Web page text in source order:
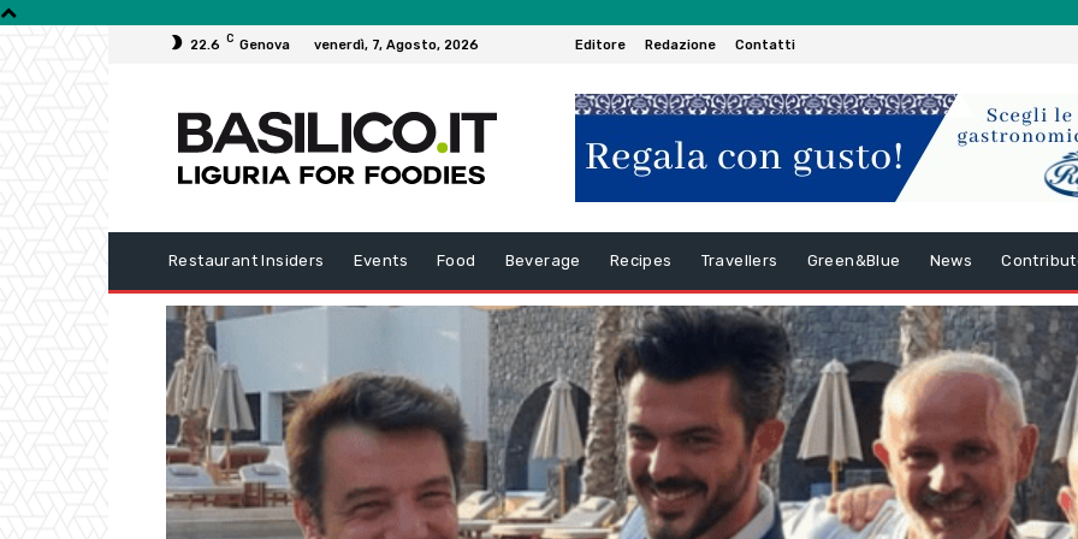
22.6 C Genova venerdì, 7, Agosto, 2026 Editore Redazione Contatti
Restaurant Insiders Events Food Beverage Recipes Travellers Green&Blue News